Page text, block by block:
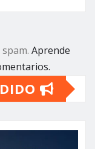
Aprende